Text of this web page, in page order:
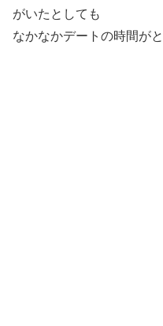
がいたとしても
なかなかデートの時間が